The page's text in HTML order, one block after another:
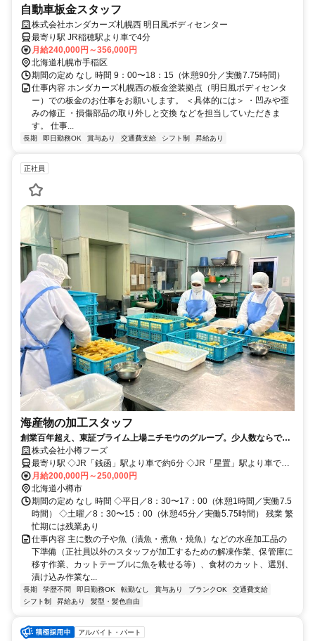
自動車板金スタッフ
株式会社ホンダカーズ札幌西 明日風ボディセンター
最寄り駅 JR稲穂駅より車で4分
月給240,000円～356,000円
北海道札幌市手稲区
期間の定め なし 時間 9：00〜18：15（休憩90分／実働7.75時間）
仕事内容 ホンダカーズ札幌西の板金塗装拠点（明日風ボディセンタ
ー）での板金のお仕事をお願いします。 ＜具体的には＞ ・凹みや歪
みの修正 ・損傷部品の取り外しと交換 などを担当していただきま
す。 仕事...
長期 即日勤務OK 賞与あり 交通費支給 シフト制 昇給あり
正社員
海産物の加工スタッフ
創業百年超え、東証プライム上場ニチモウのグループ。少人数ならでは
の環境
株式会社小樽フーズ
最寄り駅 ◇JR「銭函」駅より車で約6分 ◇JR「星置」駅より車で約
13分 ◇JR「手稲」駅より車で約19分 ※石狩市新港エリアのすぐ隣で
す。 ※札幌市北区・手稲区より車で約12〜35分 ※コストコ石狩倉庫
店様から車で約10分
月給200,000円～250,000円
北海道小樽市
期間の定め なし 時間 ◇平日／8：30〜17：00（休憩1時間／実働7.5
時間） ◇土曜／8：30〜15：00（休憩45分／実働5.75時間） 残業 繁
忙期には残業あり
仕事内容 主に数の子や魚（漬魚・煮魚・焼魚）などの水産加工品の
下準備（正社員以外のスタッフが加工するための解凍作業、保管庫に
移す作業、カットテーブルに魚を載せる等）、食材のカット、選別、
漬け込み作業な...
長期 学歴不問 即日勤務OK 転勤なし 賞与あり ブランクOK
交通費支給
シフト制
昇給あり 髪型・髪色自由
アルバイト・パート